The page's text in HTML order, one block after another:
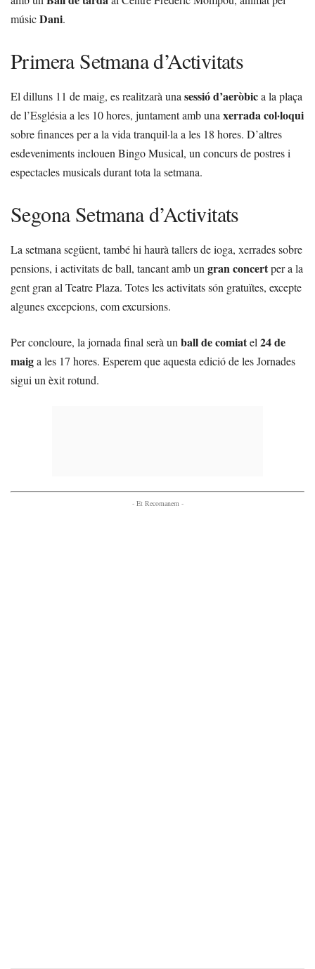
músicDani.
Primera Setmana d’Activitats
El dilluns 11 de maig, es realitzarà una sessió d’aeròbica la plaça
de l’Església a les 10 hores, juntament amb una xerrada col·loqui
sobre finances per a la vida tranquil·la a les 18 hores. D’altres
esdeveniments inclouen Bingo Musical, un concurs de postres i
espectacles musicals durant tota la setmana.
Segona Setmana d’Activitats
La setmana següent, també hi haurà tallers de ioga, xerrades sobre
pensions, i activitats de ball, tancant amb un gran concertper a la
gent gran al Teatre Plaza. Totes les activitats són gratuïtes, excepte
algunes excepcions, com excursions.
Per concloure, la jornada final serà un ball de comiatel 24 de
maiga les 17 hores. Esperem que aquesta edició de les Jornades
sigui un èxit rotund.
- Et Recomanem -